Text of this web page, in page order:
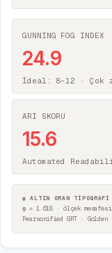
GUNNING FOG INDEX
24.9
İdeal: 8–12 · Çok
ARI SKORU
15.6
Automated
φ ALTIN ORAN TİPOGRAFİ
φ = 1.618 · ölçek
Pearsonified GRT · Golden